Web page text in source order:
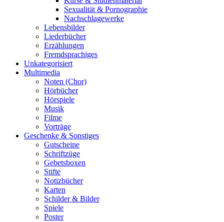
Sexualität & Pornographie
Nachschlagewerke
Lebensbilder
Liederbücher
Erzählungen
Fremdsprachiges
Unkategorisiert
Multimedia
Noten (Chor)
Hörbücher
Hörspiele
Musik
Filme
Vorträge
Geschenke & Sonstiges
Gutscheine
Schriftzüge
Gebetsboxen
Stifte
Notizbücher
Karten
Schilder & Bilder
Spiele
Poster